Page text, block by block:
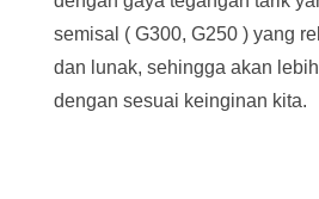
semisal ( G300, G250 ) yang
dan lunak, sehingga akan
dengan sesuai keinginan kita.